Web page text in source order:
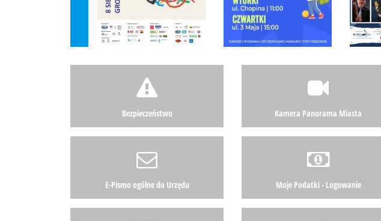
Bezpieczeństwo Kamera Panorama Miasta
E-Pismo ogólne do Urzędu Moje Podatki - Logowanie